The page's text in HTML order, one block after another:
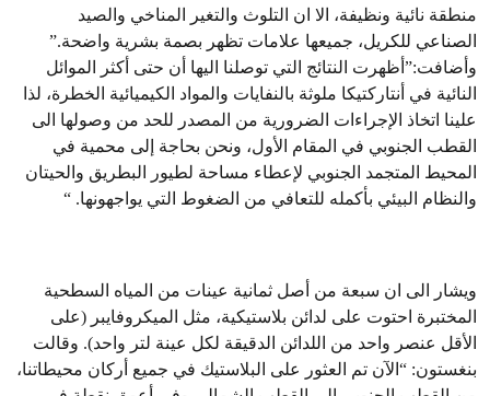
منطقة نائية ونظيفة، الا ان التلوث والتغير المناخي والصيد
الصناعي للكريل، جميعها علامات تظهر بصمة بشرية واضحة.”
وأضافت:”أظهرت النتائج التي توصلنا اليها أن حتى أكثر الموائل
النائية في أنتاركتيكا ملوثة بالنفايات والمواد الكيميائية الخطرة، لذا
علينا اتخاذ الإجراءات الضرورية من المصدر للحد من وصولها الى
القطب الجنوبي في المقام الأول، ونحن بحاجة إلى محمية في
المحيط المتجمد الجنوبي لإعطاء مساحة لطيور البطريق والحيتان
والنظام البيئي بأكمله للتعافي من الضغوط التي يواجهونها. “
ويشار الى ان سبعة من أصل ثمانية عينات من المياه السطحية
المختبرة احتوت على لدائن بلاستيكية، مثل الميكروفايبر (على
الأقل عنصر واحد من اللدائن الدقيقة لكل عينة لتر واحد). وقالت
بنغستون: “الآن تم العثور على البلاستيك في جميع أركان محيطاتنا،